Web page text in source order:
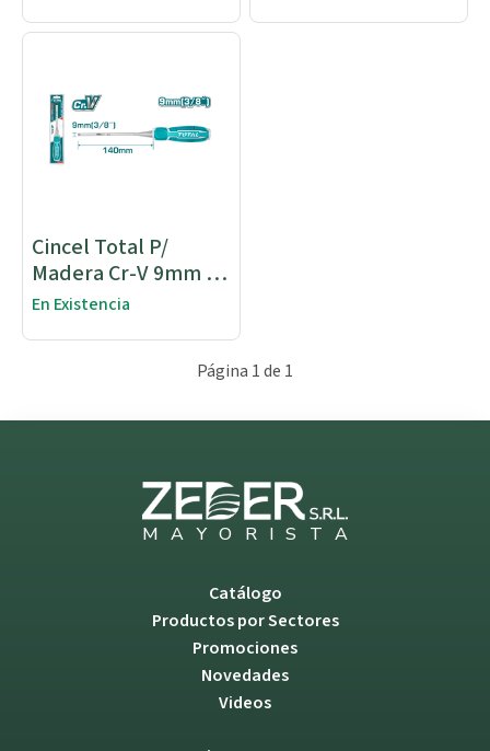
Cincel Total P/
Madera Cr-V 9mm X
140mm
En Existencia
Página 1 de 1
M A Y O R I S T A
Catálogo
Productos por Sectores
Promociones
Novedades
Videos